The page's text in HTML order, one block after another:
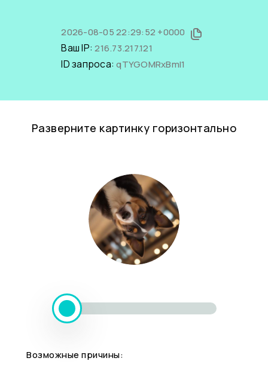
2026-08-05 22:29:52 +0000
Ваш IP:216.73.217.121
ID запроса:qTYGOMRxBmI1
Разверните картинку горизонтально
Возможные причины: